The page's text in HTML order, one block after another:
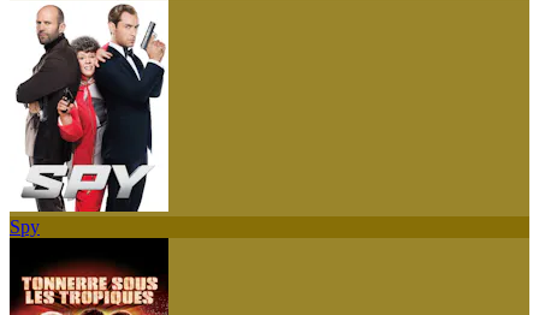
Spy